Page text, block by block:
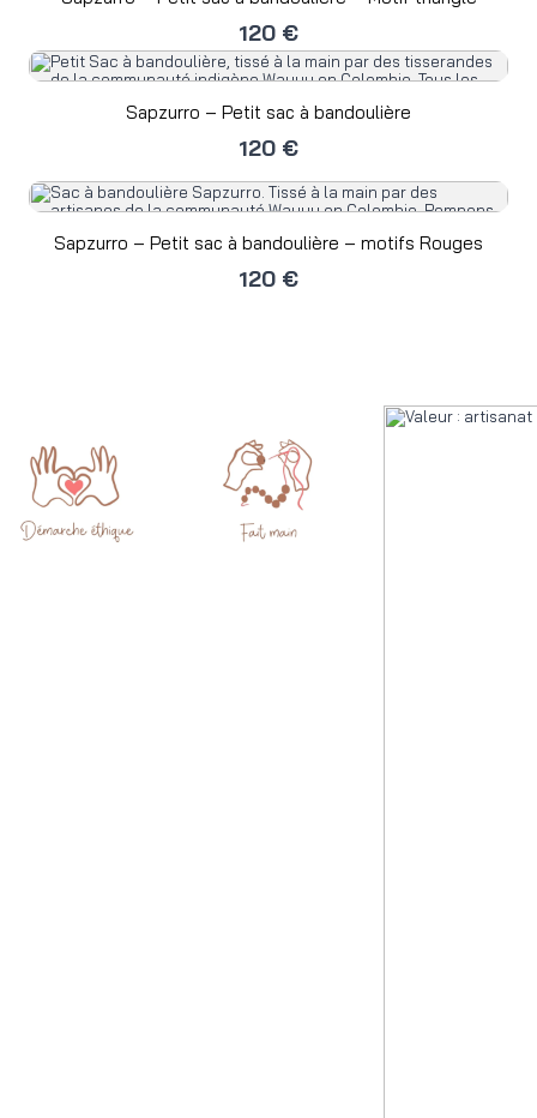
120 €
Sapzurro – Petit sac à bandoulière
120 €
Sapzurro – Petit sac à bandoulière – motifs Rouges
120 €